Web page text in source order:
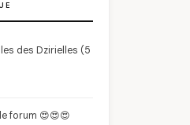
des Dzirielles (5
forum 😍😍😍